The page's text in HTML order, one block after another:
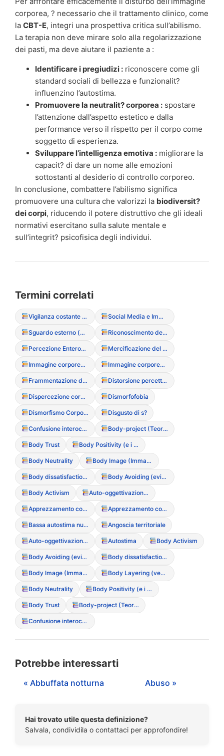
corporea, ? necessario che il trattamento clinico, come
la CBT-E, integri una prospettiva critica sull’abilismo.
La terapia non deve mirare solo alla regolarizzazione
dei pasti, ma deve aiutare il paziente a :
Identificare i pregiudizi : riconoscere come gli
standard sociali di bellezza e funzionalit?
influenzino l’autostima.
Promuovere la neutralit? corporea : spostare
l’attenzione dall’aspetto estetico e dalla
performance verso il rispetto per il corpo come
soggetto di esperienza.
Sviluppare l’intelligenza emotiva : migliorare la
capacit? di dare un nome alle emozioni
sottostanti al desiderio di controllo corporeo.
In conclusione, combattere l’abilismo significa
promuovere una cultura che valorizzi la biodiversit?
dei corpi, riducendo il potere distruttivo che gli ideali
normativi esercitano sulla salute mentale e
sull’integrit? psicofisica degli individui.
Termini correlati
Vigilanza costante sul peso e sulla forma corporea Social Media e Immagine Corporea
Sguardo esterno (monitoraggio costante) Riconoscimento dei segnali fisiologici
Percezione Enterocettiva Mercificazione del corpo
Immagine corporea nei media Immagine corporea negativa
Frammentazione del S? Distorsione percettiva
Dispercezione corporea Dismorfofobia
Dismorfismo Corporeo Disgusto di s?
Confusione interocettiva (incapacit? di sentire fame/saziet?) Body-project (Teoria del corpo come progetto)
Body Trust Body Positivity (e i suoi limiti nei DCA)
Body Neutrality Body Image (Immagine Corporea)
Body dissatisfaction (Insoddisfazione corporea) Body Avoiding (evitamento dello specchio o del proprio corpo)
Body Activism Auto-oggettivazione (vedersi come oggetto esterno)
Apprezzamento corporeo Apprezzamento corporeo
Bassa autostima nucleare Angoscia territoriale
Auto-oggettivazione (vedersi come oggetto esterno) Autostima Body Activism
Body Avoiding (evitamento dello specchio o del proprio corpo) Body dissatisfaction (Insoddisfazione corporea)
Body Image (Immagine Corporea) Body Layering (vestirsi a strati per nascondere le forme)
Body Neutrality Body Positivity (e i suoi limiti nei DCA)
Body Trust Body-project (Teoria del corpo come progetto)
Confusione interocettiva (incapacit? di sentire fame/saziet?)
Potrebbe interessarti
« Abbuffata notturna Abuso »
Hai trovato utile questa definizione?
Salvala, condividila o contattaci per approfondire!